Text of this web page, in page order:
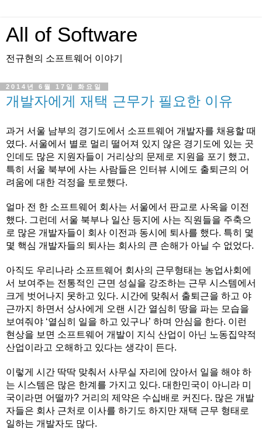
All of Software
전규현의 소프트웨어 이야기
2014년 6월 17일 화요일
개발자에게 재택 근무가 필요한 이유
과거 서울 남부의 경기도에서 소프트웨어 개발자를 채용할 때
였다. 서울에서 별로 멀리 떨어져 있지 않은 경기도에 있는 곳
인데도 많은 지원자들이 거리상의 문제로 지원을 포기 했고,
특히 서울 북부에 사는 사람들은 인터뷰 시에도 출퇴근의 어
려움에 대한 걱정을 토로했다.
얼마 전 한 소프트웨어 회사는 서울에서 판교로 사옥을 이전
했다. 그런데 서울 북부나 일산 등지에 사는 직원들을 주축으
로 많은 개발자들이 회사 이전과 동시에 퇴사를 했다. 특히 몇
몇 핵심 개발자들의 퇴사는 회사의 큰 손해가 아닐 수 없었다.
아직도 우리나라 소프트웨어 회사의 근무형태는 농업사회에
서 보여주는 전통적인 근면 성실을 강조하는 근무 시스템에서
크게 벗어나지 못하고 있다. 시간에 맞춰서 출퇴근을 하고 야
근까지 하면서 상사에게 오랜 시간 열심히 땅을 파는 모습을
보여줘야 ‘열심히 일을 하고 있구나’ 하며 안심을 한다. 이런
현상을 보면 소프트웨어 개발이 지식 산업이 아닌 노동집약적
산업이라고 오해하고 있다는 생각이 든다.
이렇게 시간 딱딱 맞춰서 사무실 자리에 앉아서 일을 해야 하
는 시스템은 많은 한계를 가지고 있다. 대한민국이 아니라 미
국이라면 어떨까? 거리의 제약은 수십배로 커진다. 많은 개발
자들은 회사 근처로 이사를 하기도 하지만 재택 근무 형태로
일하는 개발자도 많다.